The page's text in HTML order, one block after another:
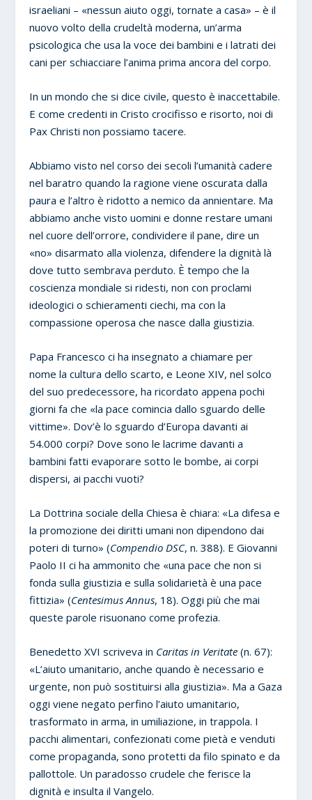
israeliani – «nessun aiuto oggi, tornate a casa» – è il
nuovo volto della crudeltà moderna, un’arma
psicologica che usa la voce dei bambini e i latrati dei
cani per schiacciare l’anima prima ancora del corpo.
In un mondo che si dice civile, questo è inaccettabile.
E come credenti in Cristo crocifisso e risorto, noi di
Pax Christi non possiamo tacere.
Abbiamo visto nel corso dei secoli l’umanità cadere
nel baratro quando la ragione viene oscurata dalla
paura e l’altro è ridotto a nemico da annientare. Ma
abbiamo anche visto uomini e donne restare umani
nel cuore dell’orrore, condividere il pane, dire un
«no» disarmato alla violenza, difendere la dignità là
dove tutto sembrava perduto. È tempo che la
coscienza mondiale si ridesti, non con proclami
ideologici o schieramenti ciechi, ma con la
compassione operosa che nasce dalla giustizia.
Papa Francesco ci ha insegnato a chiamare per
nome la cultura dello scarto, e Leone XIV, nel solco
del suo predecessore, ha ricordato appena pochi
giorni fa che «la pace comincia dallo sguardo delle
vittime». Dov’è lo sguardo d’Europa davanti ai
54.000 corpi? Dove sono le lacrime davanti a
bambini fatti evaporare sotto le bombe, ai corpi
dispersi, ai pacchi vuoti?
La Dottrina sociale della Chiesa è chiara: «La difesa e
la promozione dei diritti umani non dipendono dai
poteri di turno» (Compendio DSC, n. 388). E Giovanni
Paolo II ci ha ammonito che «una pace che non si
fonda sulla giustizia e sulla solidarietà è una pace
fittizia» (Centesimus Annus, 18). Oggi più che mai
queste parole risuonano come profezia.
Benedetto XVI scriveva in Caritas in Veritate (n. 67):
«L’aiuto umanitario, anche quando è necessario e
urgente, non può sostituirsi alla giustizia». Ma a Gaza
oggi viene negato perfino l’aiuto umanitario,
trasformato in arma, in umiliazione, in trappola. I
pacchi alimentari, confezionati come pietà e venduti
come propaganda, sono protetti da filo spinato e da
pallottole. Un paradosso crudele che ferisce la
dignità e insulta il Vangelo.